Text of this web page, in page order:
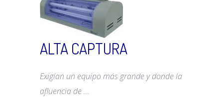
ALTA CAPTURA
Exigían un equipo más grande y donde la
afluencia de ...